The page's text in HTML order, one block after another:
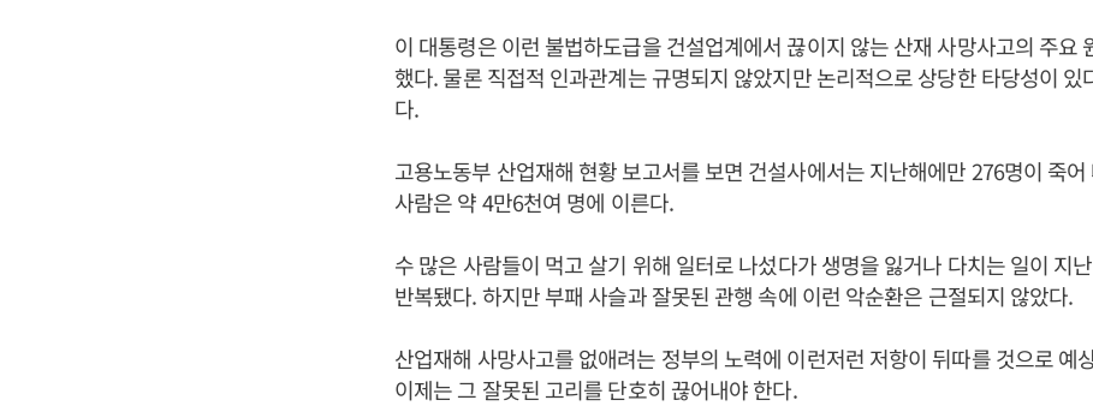
이 대통령은 이런 불법하도급을 건설업계에서 끊이지 않는 산재 사망사고의 주요
했다. 물론 직접적 인과관계는 규명되지 않았지만 논리적으로 상당한 타당성이 있
다.
고용노동부 산업재해 현황 보고서를 보면 건설사에서는 지난해에만 276명이 죽어
사람은 약 4만6천여 명에 이른다.
수 많은 사람들이 먹고 살기 위해 일터로 나섰다가 생명을 잃거나 다치는 일이 지
반복됐다. 하지만 부패 사슬과 잘못된 관행 속에 이런 악순환은 근절되지 않았다.
산업재해 사망사고를 없애려는 정부의 노력에 이런저런 저항이 뒤따를 것으로 예
이제는 그 잘못된 고리를 단호히 끊어내야 한다.